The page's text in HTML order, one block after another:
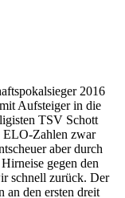
2016
Aufsteiger in die
TSV Schott
ELO-Zahlen zwar
aber durch
gegen den
schnell zurück. Der
an den ersten dreit